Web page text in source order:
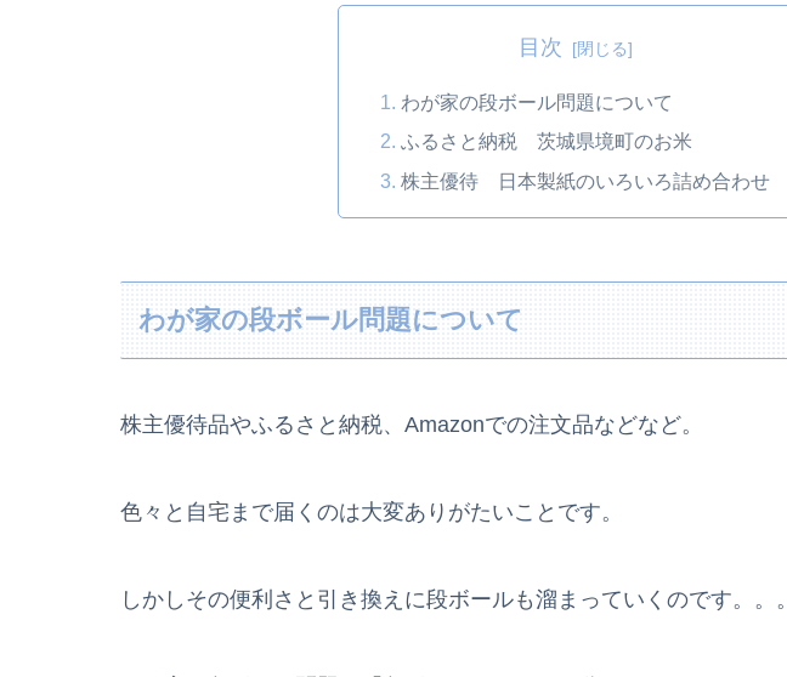
目次
わが家の段ボール問題について
ふるさと納税 茨城県境町のお米
株主優待 日本製紙のいろいろ詰め合わせ
わが家の段ボール問題について
株主優待品やふるさと納税、Amazonでの注文品などなど。
色々と自宅まで届くのは大変ありがたいことです。
しかしその便利さと引き換えに段ボールも溜まっていくのです。。。